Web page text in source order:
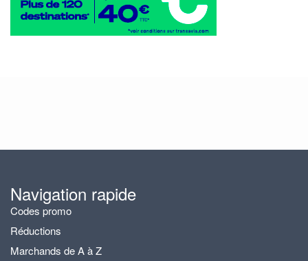
Navigation rapide
Codes promo
Réductions
Marchands de A à Z